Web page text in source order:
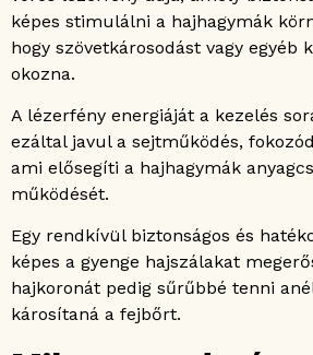
képes stimulálni a hajhagymák
hogy szövetkárosodást vagy egyéb
okozna.
A lézerfény energiáját a kezelés
ezáltal javul a sejtműködés,
ami elősegíti a hajhagymák
működését.
Egy rendkívül biztonságos és
képes a gyenge hajszálakat
hajkoronát pedig sűrűbbé tenni
károsítaná a fejbőrt.